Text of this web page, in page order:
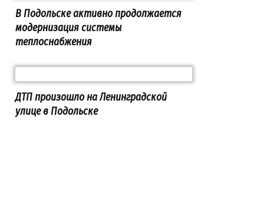
В Подольске активно продолжается
модернизация системы
теплоснабжения
ДТП произошло на Ленинградской
улице в Подольске